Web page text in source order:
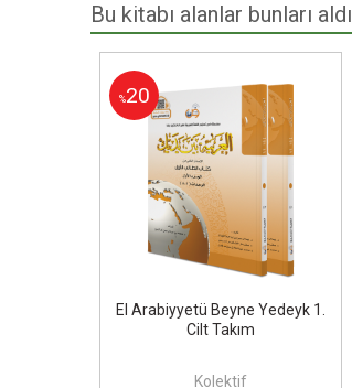
Bu kitabı alanlar bunları aldı
%20
El Arabiyyetü Beyne Yedeyk 1.
Cilt Takım
Kolektif